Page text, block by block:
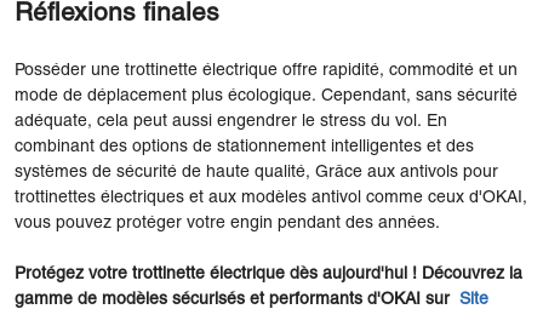
Réflexions finales
Posséder une trottinette électrique offre rapidité, commodité et un
mode de déplacement plus écologique. Cependant, sans sécurité
adéquate, cela peut aussi engendrer le stress du vol. En
combinant des options de stationnement intelligentes et des
systèmes de sécurité de haute qualité, Grâce aux antivols pour
trottinettes électriques et aux modèles antivol comme ceux d'OKAI,
vous pouvez protéger votre engin pendant des années.
Protégez votre trottinette électrique dès aujourd'hui ! Découvrez la
gamme de modèles sécurisés et performants d'OKAI sur Site